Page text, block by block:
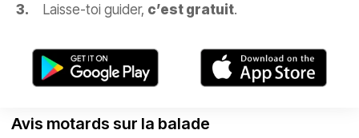
Laisse-toi guider, c’est gratuit.
Avis motards sur la balade